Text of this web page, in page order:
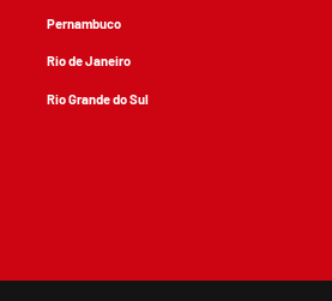
Pernambuco
Rio de Janeiro
Rio Grande do Sul